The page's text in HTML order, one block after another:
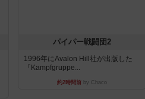
パイパー戦闘団2
1996年にAvalon Hill社が出版した
『Kampfgruppe...
約2時間前 by Chaco